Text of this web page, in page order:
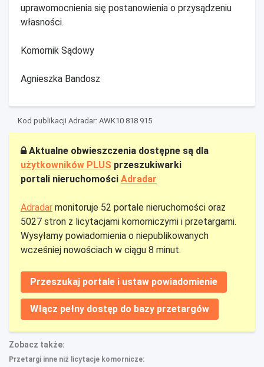
uprawomocnienia się postanowienia o przysądzeniu
własności.
Komornik Sądowy
Agnieszka Bandosz
Kod publikacji Adradar: AWK10 818 915
Aktualne obwieszczenia dostępne są dla
użytkowników PLUS przeszukiwarki
portali nieruchomości Adradar
Adradar monitoruje 52 portale nieruchomości oraz
5027 stron z licytacjami komorniczymi i przetargami.
Wysyłamy powiadomienia o niepublikowanych
wcześniej nowościach w ciągu 8 minut.
Przeszukaj portale i ustaw powiadomienie
Włącz pełny dostęp do bazy przetargów
Zobacz także:
Przetargi inne niż licytacje komornicze: